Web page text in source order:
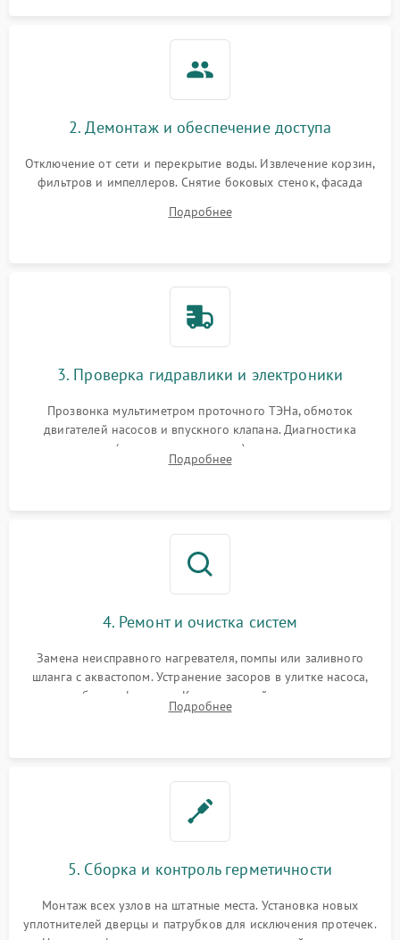
2. Демонтаж и обеспечение доступа
Отключение от сети и перекрытие воды. Извлечение корзин,
фильтров и импеллеров. Снятие боковых стенок, фасада
циркуляционному насосу, ТЭНу и сливной помпе.
Подробнее
3. Проверка гидравлики и электроники
Прозвонка мультиметром проточного ТЭНа, обмоток
двигателей насосов и впускного клапана. Диагностика
прессостата (датчика уровня воды), датчика мутности,
концевика дверцы и электронного модуля управления.
Подробнее
4. Ремонт и очистка систем
Замена неисправного нагревателя, помпы или заливного
шланга с аквастопом. Устранение засоров в улитке насоса,
патрубках и фильтрах. Компонентный ремонт платы
управления, восстановление поврежденной проводки.
Подробнее
5. Сборка и контроль герметичности
Монтаж всех узлов на штатные места. Установка новых
уплотнителей дверцы и патрубков для исключения протечек.